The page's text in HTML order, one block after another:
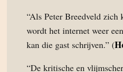
“Als Peter Breedveld zich
wordt het internet weer
kan die gast schrijven.” (
“De kritische en